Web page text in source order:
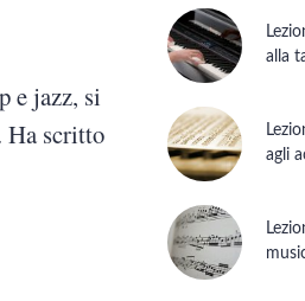
e jazz, si
Ha scritto
alla
agli